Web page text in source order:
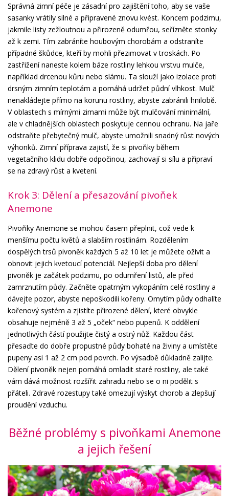
Správná zimní péče je zásadní pro zajištění toho, aby se vaše
sasanky vrátily silné a připravené znovu kvést. Koncem podzimu,
jakmile listy zežloutnou a přirozeně odumřou, seřízněte stonky
až k zemi. Tím zabráníte houbovým chorobám a odstraníte
případné škůdce, kteří by mohli přezimovat v troskách. Po
zastřižení naneste kolem báze rostliny lehkou vrstvu mulče,
například drcenou kůru nebo slámu. Ta slouží jako izolace proti
drsným zimním teplotám a pomáhá udržet půdní vlhkost. Mulč
nenakládejte přímo na korunu rostliny, abyste zabránili hnilobě.
V oblastech s mírnými zimami může být mulčování minimální,
ale v chladnějších oblastech poskytuje cennou ochranu. Na jaře
odstraňte přebytečný mulč, abyste umožnili snadný růst nových
výhonků. Zimní příprava zajistí, že si pivoňky během
vegetačního klidu dobře odpočinou, zachovají si sílu a připraví
se na zdravý růst a kvetení.
Krok 3: Dělení a přesazování pivoňek
Anemone
Pivoňky Anemone se mohou časem přeplnit, což vede k
menšímu počtu květů a slabším rostlinám. Rozdělením
dospělých trsů pivoněk každých 5 až 10 let je můžete oživit a
obnovit jejich kvetoucí potenciál. Nejlepší doba pro dělení
pivoněk je začátek podzimu, po odumření listů, ale před
zamrznutím půdy. Začněte opatrným vykopáním celé rostliny a
dávejte pozor, abyste nepoškodili kořeny. Omytím půdy odhalíte
kořenový systém a zjistíte přirozené dělení, které obvykle
obsahuje nejméně 3 až 5 „oček“ nebo pupenů. K oddělení
jednotlivých částí použijte čistý a ostrý nůž. Každou část
přesaďte do dobře propustné půdy bohaté na živiny a umístěte
pupeny asi 1 až 2 cm pod povrch. Po výsadbě důkladně zalijte.
Dělení pivoněk nejen pomáhá omladit staré rostliny, ale také
vám dává možnost rozšířit zahradu nebo se o ni podělit s
přáteli. Zdravé rozestupy také omezují výskyt chorob a zlepšují
proudění vzduchu.
Běžné problémy s pivoňkami Anemone
a jejich řešení